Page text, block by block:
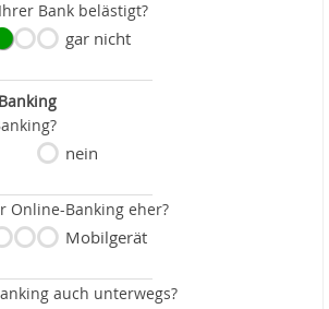
Bank belästigt?
gar nicht
nein
Online-Banking eher?
Mobilgerät
auch unterwegs?